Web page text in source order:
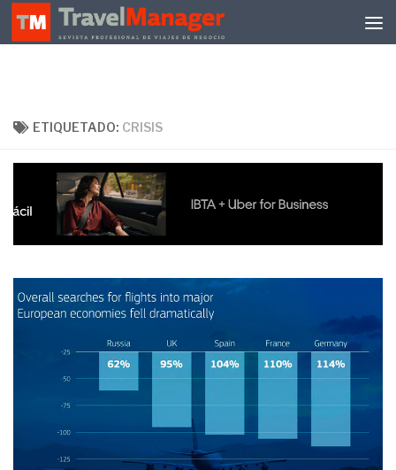
Debajo del contenido
ETIQUETADO: CRISIS